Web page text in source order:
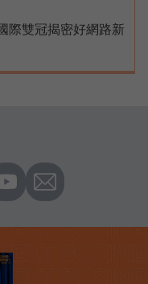
際雙冠揭密好網路新